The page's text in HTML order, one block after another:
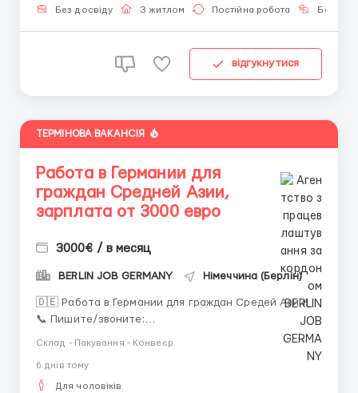
сайті не розглядаємо. Пишіть самі нам у Telegram
Без досвіду З житлом Постійна робота Без
відгукнутися
ТЕРМІНОВА ВАКАНСІЯ
Работа в Германии для
граждан Средней Азии,
зарплата от 3000 евро
3000€ / в месяц
BERLIN JOB GERMANY Німеччина (Берлін)
🇩🇪 Работа в Германии для граждан Средей Азии!
📞 Пишите/звоните:
вакансии: Рабочие на заводах (сортировка и
упаковка) Сортировщики почтовых посылок
Склад - Пакування - Конвеєр
6 днiв тому
Для чоловіків